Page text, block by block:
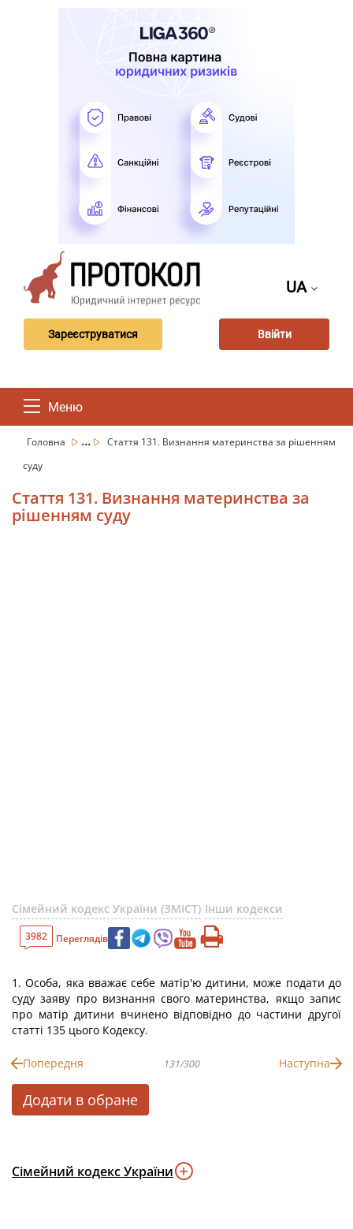
UA
Зареєструватися Ввійти
Меню
Головна ...
Стаття 131. Визнання материнства за рішенням
суду
Стаття 131. Визнання материнства за
рішенням суду
Сімейний кодекс України (ЗМІСТ) Інши кодекси
3982 Переглядів
1. Особа, яка вважає себе матір'ю дитини, може подати до
суду заяву про визнання свого материнства, якщо запис
про матір дитини вчинено відповідно до частини другої
статті 135 цього Кодексу.
Попередня 131/300 Наступна
Додати в обране
Сімейний кодекс України